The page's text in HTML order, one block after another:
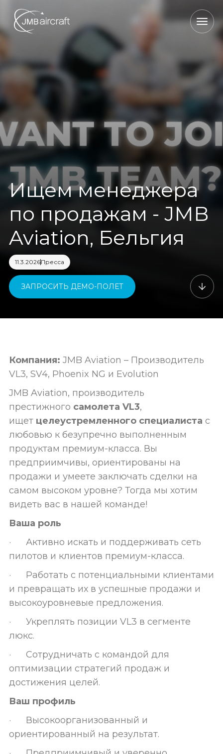
Ищем менеджера
по продажам - JMB
Aviation, Бельгия
11.3.2026Пресса
ЗАПРОСИТЬ ДЕМО-ПОЛЕТ
Компания: JMB Aviation – Производитель
VL3, SV4, Phoenix NG и Evolution
JMB Aviation, производитель
престижного самолета VL3,
ищет целеустремленного специалиста с
любовью к безупречно выполненным
продуктам премиум-класса. Вы
предприимчивы, ориентированы на
продажи и умеете заключать сделки на
самом высоком уровне? Тогда мы хотим
видеть вас в нашей команде!
Ваша роль
· Активно искать и поддерживать сеть
пилотов и клиентов премиум-класса.
· Работать с потенциальными клиентами
и превращать их в успешные продажи и
высокоуровневые предложения.
· Укреплять позиции VL3 в сегменте
люкс.
· Сотрудничать с командой для
оптимизации стратегий продаж и
достижения целей.
Ваш профиль
· Высокоорганизованный и
ориентированный на результат.